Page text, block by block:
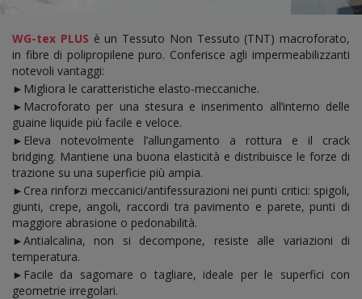
WG-tex PLUS è un Tessuto Non Tessuto (TNT) macroforato,
in fibre di polipropilene puro. Conferisce agli impermeabilizzanti
notevoli vantaggi:
►Migliora le caratteristiche elasto-meccaniche.
►Macroforato per una stesura e inserimento all’interno delle
guaine liquide più facile e veloce.
►Eleva notevolmente l’allungamento a rottura e il crack
bridging. Mantiene una buona elasticità e distribuisce le forze di
trazione su una superficie più ampia.
►Crea rinforzi meccanici/antifessurazioni nei punti critici: spigoli,
giunti, crepe, angoli, raccordi tra pavimento e parete, punti di
maggiore abrasione o pedonabilità.
►Antialcalina, non si decompone, resiste alle variazioni di
temperatura.
►Facile da sagomare o tagliare, ideale per le superfici con
geometrie irregolari.